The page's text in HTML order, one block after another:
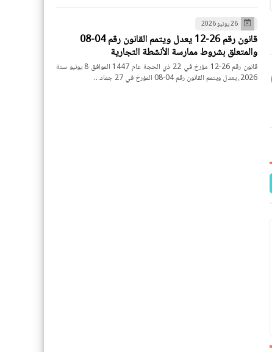
26 يونيو 2026
قانون رقم 26-12 يعدل ويتمم القانون رقم 04-08
والمتعلق بشروط ممارسة الأنشطة التجارية
قانون رقم 26-12 مؤرخ في 22 ذي الحجة عام 1447 الموافق 8 يونيو سنة
2026، يعدل ويتمم القانون رقم 04-08 المؤرخ في 27 جماد…